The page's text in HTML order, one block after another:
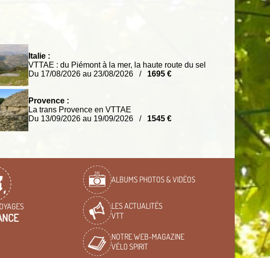
Italie :
VTTAE : du Piémont à la mer, la haute route du sel
Du 17/08/2026 au 23/08/2026 / 1695 €
Provence :
La trans Provence en VTTAE
Du 13/09/2026 au 19/09/2026 / 1545 €
ALBUMS PHOTOS & VIDÉOS
LES ACTUALITÉS
VTT
NOTRE WEB-MAGAZINE
VÉLO SPIRIT